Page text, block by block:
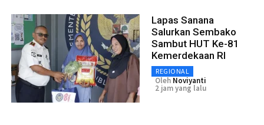
Lapas Sanana
Salurkan Sembako
Sambut HUT Ke-81
Kemerdekaan RI
REGIONAL
Oleh Noviyanti
2 jam yang lalu